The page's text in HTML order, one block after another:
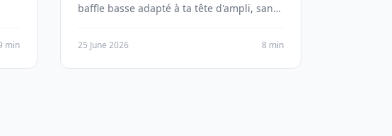
min
baffle basse adapté à ta tête d'ampli, sans
25 June 2026 8 min